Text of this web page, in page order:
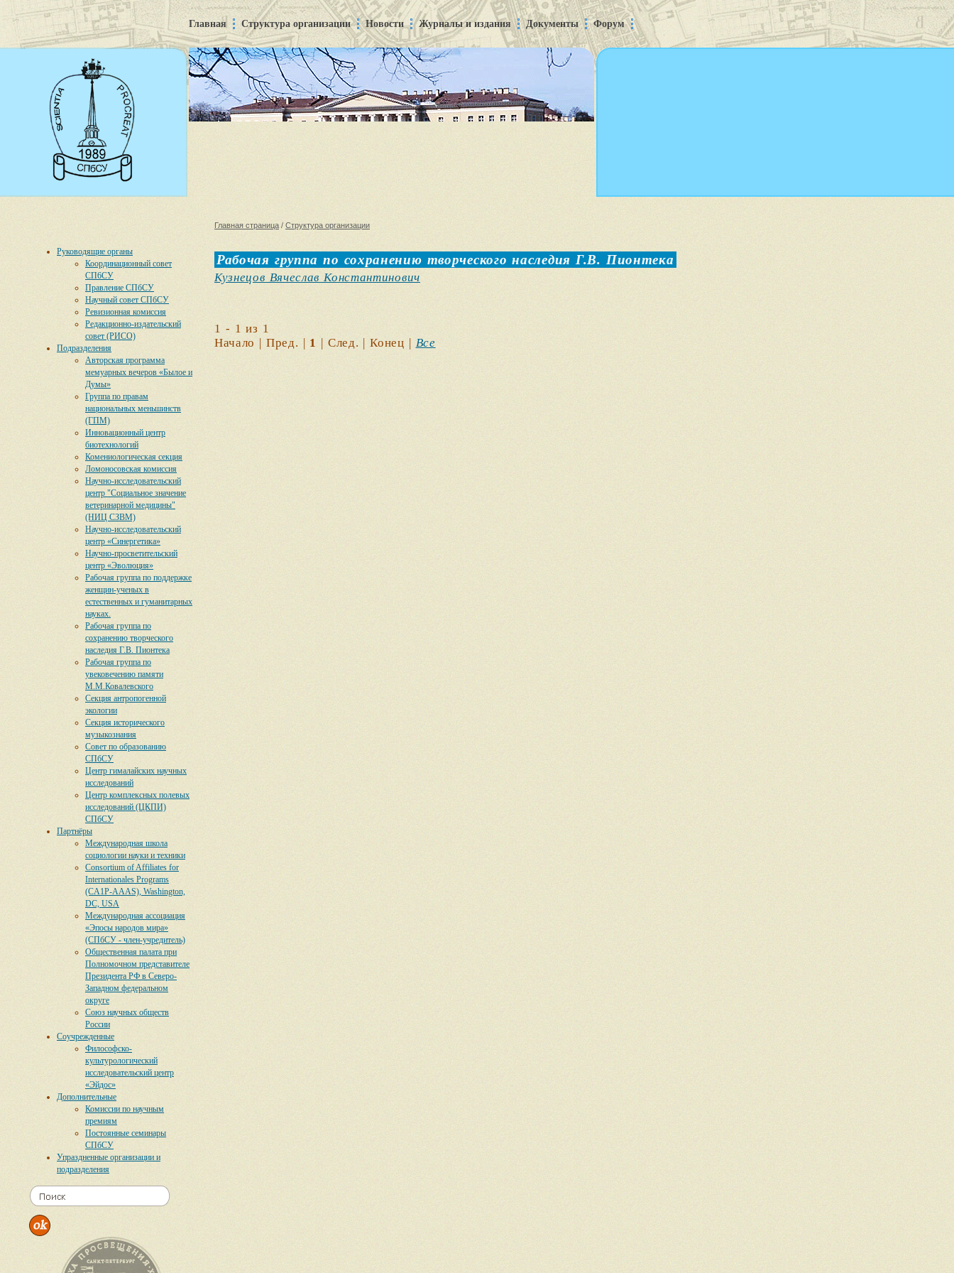
Главная Структура организации Новости Журналы и издания Документы Форум
Руководящие органы
Координационный совет
СП6СУ
Правление СПбСУ
Научный совет СПбСУ
Ревизионная комиссия
Редакционно-издательский
совет (РИСО)
Подразделения
Авторская программа
мемуарных вечеров «Былое и
Думы»
Группа по правам
национальных меньшинств
(ГПМ)
Инновационный центр
биотехнологий
Комениологическая секция
Ломоносовская комиссия
Научно-исследовательский
центр "Социальное значение
ветеринарной медицины"
(НИЦ СЗВМ)
Научно-исследовательский
центр «Синергетика»
Научно-просветительский
центр «Эволюция»
Рабочая группа по поддержке
женщин-ученых в
естественных и гуманитарных
науках.
Рабочая группа по
сохранению творческого
наследия Г.В. Пионтека
Рабочая группа по
увековечению памяти
М.М.Ковалевского
Секция антропогенной
экологии
Секция исторического
музыкознания
Совет по образованию
СПбСУ
Центр гималайских научных
исследований
Центр комплексных полевых
исследований (ЦКПИ)
СПбСУ
Партнёры
Международная школа
социологии науки и техники
Consortium of Affiliates for
Internationales Programs
(CA1P-AAAS), Washington,
DC, USA
Международная ассоциация
«Эпосы народов мира»
(СПбСУ - член-учредитель)
Общественная палата при
Полномочном представителе
Президента РФ в Северо-
Западном федеральном
округе
Союз научных обществ
России
Соучрежденные
Философско-
культурологический
исследовательский центр
«Эйдос»
Дополнительные
Комиссии по научным
премиям
Постоянные семинары
СПбСУ
Упраздненные организации и
подразделения
Главная страница / Структура организации
Рабочая группа по сохранению творческого наследия Г.В. Пионтека
Кузнецов Вячеслав Константинович
1 - 1 из 1
Начало | Пред. | 1 | След. | Конец | Все